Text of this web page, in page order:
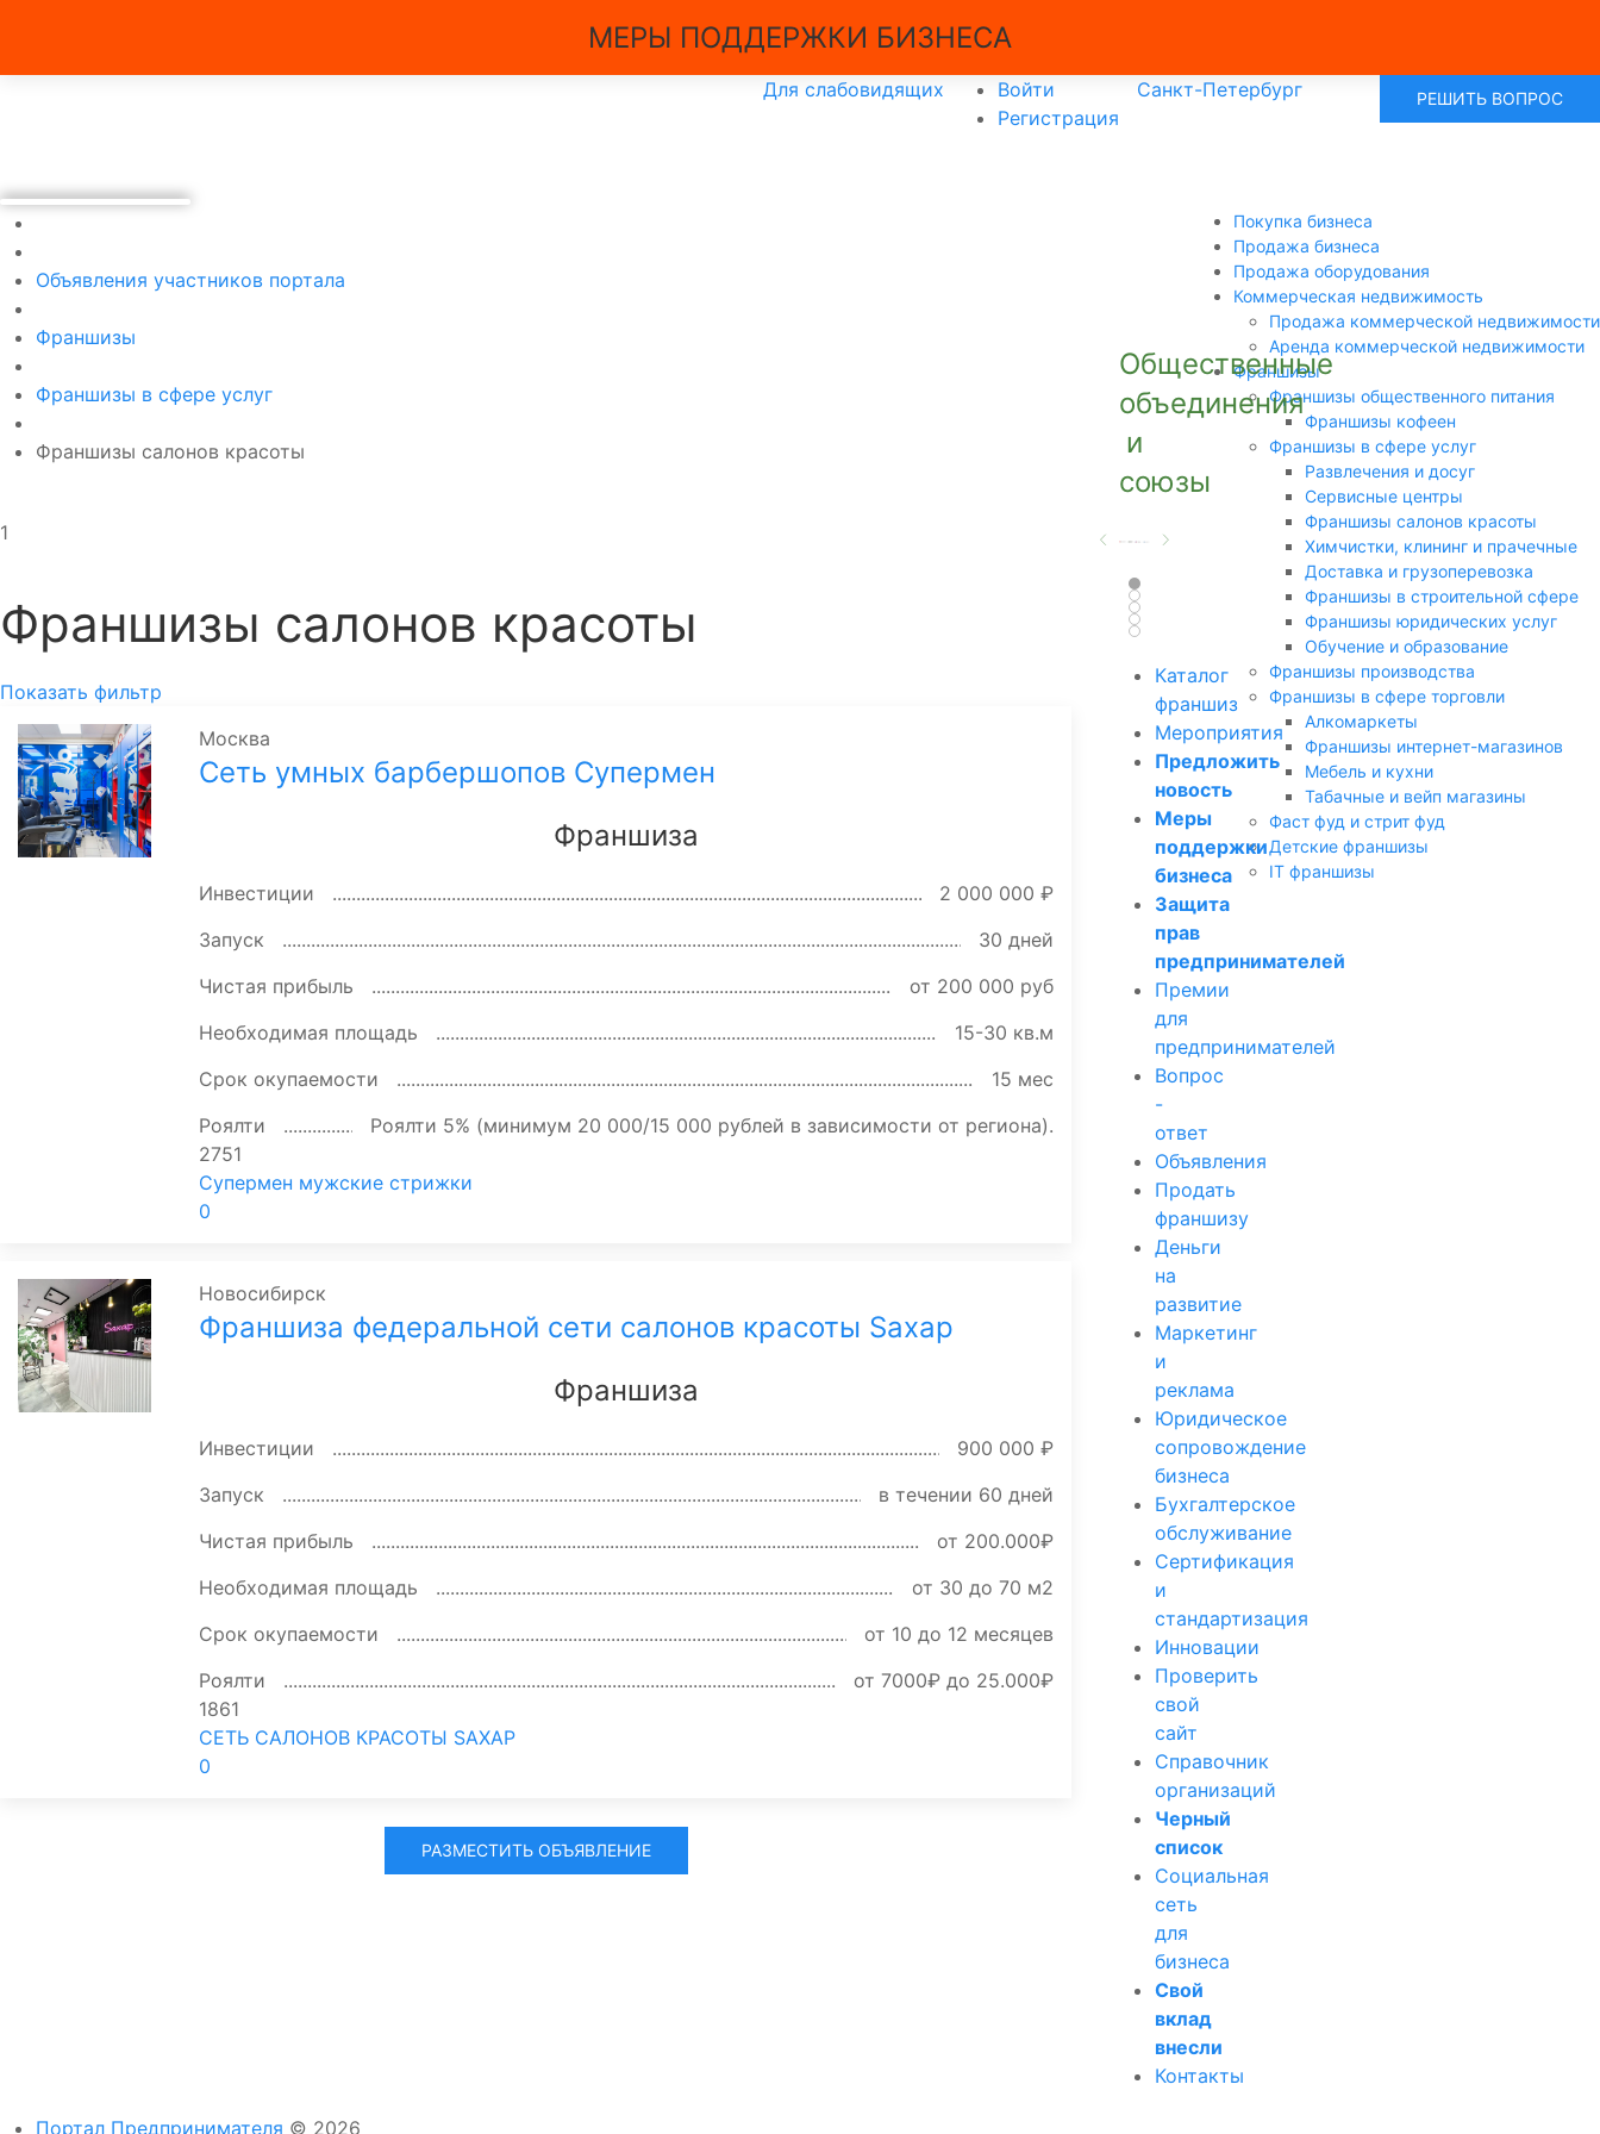
МЕРЫ ПОДДЕРЖКИ БИЗНЕСА
Для слабовидящих
Войти
Регистрация
Санкт-Петербург РЕШИТЬ ВОПРОС
Объявления участников портала
Франшизы
Франшизы в сфере услуг
Франшизы салонов красоты
1
Франшизы салонов красоты
Показать фильтр
Москва
Сеть умных барбершопов Супермен
Франшиза
Инвестиции
2 000 000 ₽
Запуск
30 дней
Чистая прибыль
от 200 000 руб
Необходимая площадь
15-30 кв.м
Срок окупаемости
15 мес
Роялти
Роялти 5% (минимум 20 000/15 000 рублей в зависимости от региона).
2751
Супермен мужские стрижки
0
Новосибирск
Франшиза федеральной сети салонов красоты Saxap
Франшиза
Инвестиции
900 000 ₽
Запуск
в течении 60 дней
Чистая прибыль
от 200.000₽
Необходимая площадь
от 30 до 70 м2
Срок окупаемости
от 10 до 12 месяцев
Роялти
от 7000₽ до 25.000₽
1861
СЕТЬ САЛОНОВ КРАСОТЫ SAXAP
0
РАЗМЕСТИТЬ ОБЪЯВЛЕНИЕ
Покупка бизнеса
Продажа бизнеса
Продажа оборудования
Коммерческая недвижимость
Продажа коммерческой недвижимости
Аренда коммерческой недвижимости
Франшизы
Франшизы общественного питания
Франшизы кофеен
Франшизы в сфере услуг
Развлечения и досуг
Сервисные центры
Франшизы салонов красоты
Химчистки, клининг и прачечные
Доставка и грузоперевозка
Франшизы в строительной сфере
Франшизы юридических услуг
Обучение и образование
Франшизы производства
Франшизы в сфере торговли
Алкомаркеты
Франшизы интернет-магазинов
Мебель и кухни
Табачные и вейп магазины
Фаст фуд и стрит фуд
Детские франшизы
IT франшизы
Общественные
объединения
и
союзы
Каталог
франшиз
Мероприятия
Предложить
новость
Меры
поддержки
бизнеса
Защита
прав
предпринимателей
Премии
для
предпринимателей
Вопрос
-
ответ
Объявления
Продать
франшизу
Деньги
на
развитие
Маркетинг
и
реклама
Юридическое
сопровождение
бизнеса
Бухгалтерское
обслуживание
Сертификация
и
стандартизация
Инновации
Проверить
свой
сайт
Справочник
организаций
Черный
список
Социальная
сеть
для
бизнеса
Свой
вклад
внесли
Контакты
Портал Предпринимателя © 2026